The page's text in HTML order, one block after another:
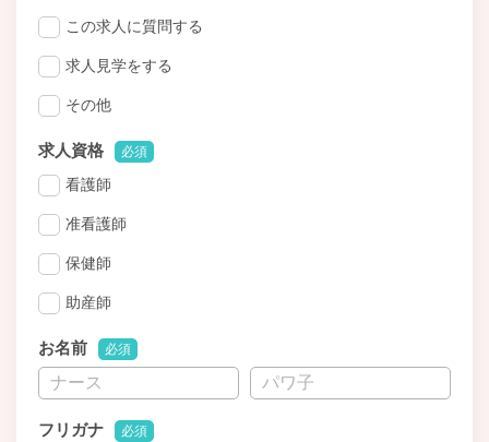
この求人に質問する
求人見学をする
その他
求人資格 必須
看護師
准看護師
保健師
助産師
お名前 必須
フリガナ 必須